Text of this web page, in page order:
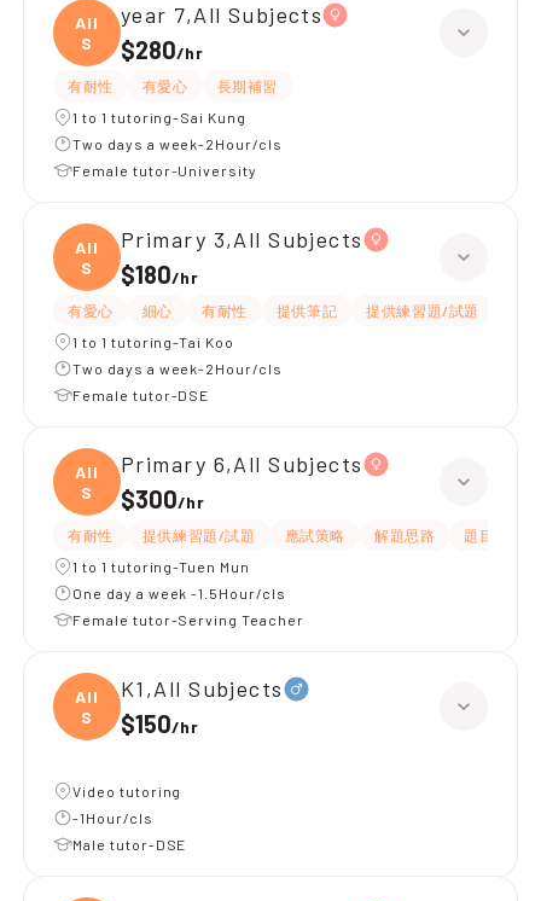
All
S
year 7,All Subjects
$280/hr
有耐性 有愛心
長期補習
1 to 1 tutoring-Sai Kung
Two days a week-2Hour/cls
Female tutor-University
All
S
Primary 3,All Subjects
$180/hr
有愛心 細心 有耐性 提供筆記 提供練習題/試題
1 to 1 tutoring-Tai Koo
Two days a week-2Hour/cls
Female tutor-DSE
All
S
Primary 6,All Subjects
$300/hr
有耐性 提供練習題/試題 應試策略 解題思路
題目講解
1 to 1 tutoring-Tuen Mun
One day a week -1.5Hour/cls
Female tutor-Serving Teacher
All
S
K1,All Subjects
$150/hr
Video tutoring
-1Hour/cls
Male tutor-DSE